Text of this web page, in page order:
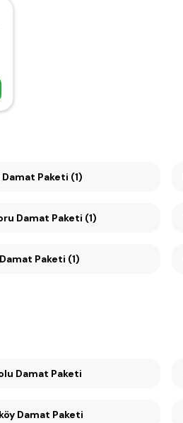
Damat Paketi (1)
Mesa Koru Damat Paketi (1)
Paketi (1)
Çayyolu Damat Paketi
Ümitköy Damat Paketi